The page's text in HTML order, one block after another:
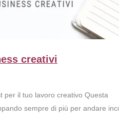
creativi
per il tuo lavoro creativo Questa
sempre di più per andare